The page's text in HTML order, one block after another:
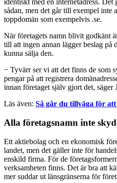
identiskt med en internetadress. Det
sådan, men det går till exempel inte
toppdomän som exempelvis .se.
När företagets namn blivit godkänt
till att ingen annan lägger beslag på
kunna sälja den.
− Tyvärr ser vi att det finns de som
pengar på att registrera
innan företaget själv gjort det, säger
Läs även: Så går du tillväga för
Alla företagsnamn inte
Ett aktiebolag och en ekonomisk
landet, men det gäller inte för
enskild firma. För de
verksamheten finns. Det är bra att
mer suddar ut länsgränserna för